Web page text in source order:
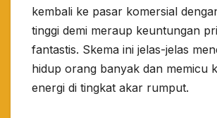
kembali ke pasar komersial
tinggi demi meraup keuntungan
fantastis. Skema ini jelas-jelas
hidup orang banyak dan memicu
energi di tingkat akar rumput.